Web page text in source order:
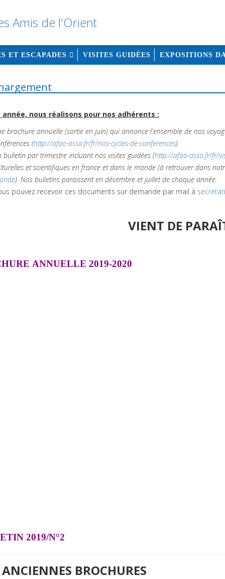
ET ESCAPADES VISITES GUIDÉES EXPOSITIONS
année, nous réalisons pour nos adhérents :
brochure annuelle (sortie en juin) qui annonce l'ensemble de nos
(http://afao-asso.fr/fr/nos-cycles-de-conferences).
bulletin par trimestre incluant nos visites guidées (http://afao-asso.fr/fr/
et scientifiques en france et dans le monde (à retrouver dans
). Nos bulletins paraissent en décembre et juillet de chaque année.
pouvez recevoir ces documents sur demande par mail à
VIENT DE
ANNUELLE
2019/N°2
BROCHURES